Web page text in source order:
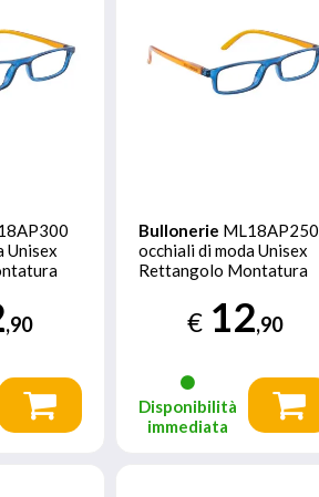
Unisex
,90
Bullonerie ML18AP250
occhiali di moda Unisex
Rettangolo Montatura
€ 12,90
Disponibilità
immediata